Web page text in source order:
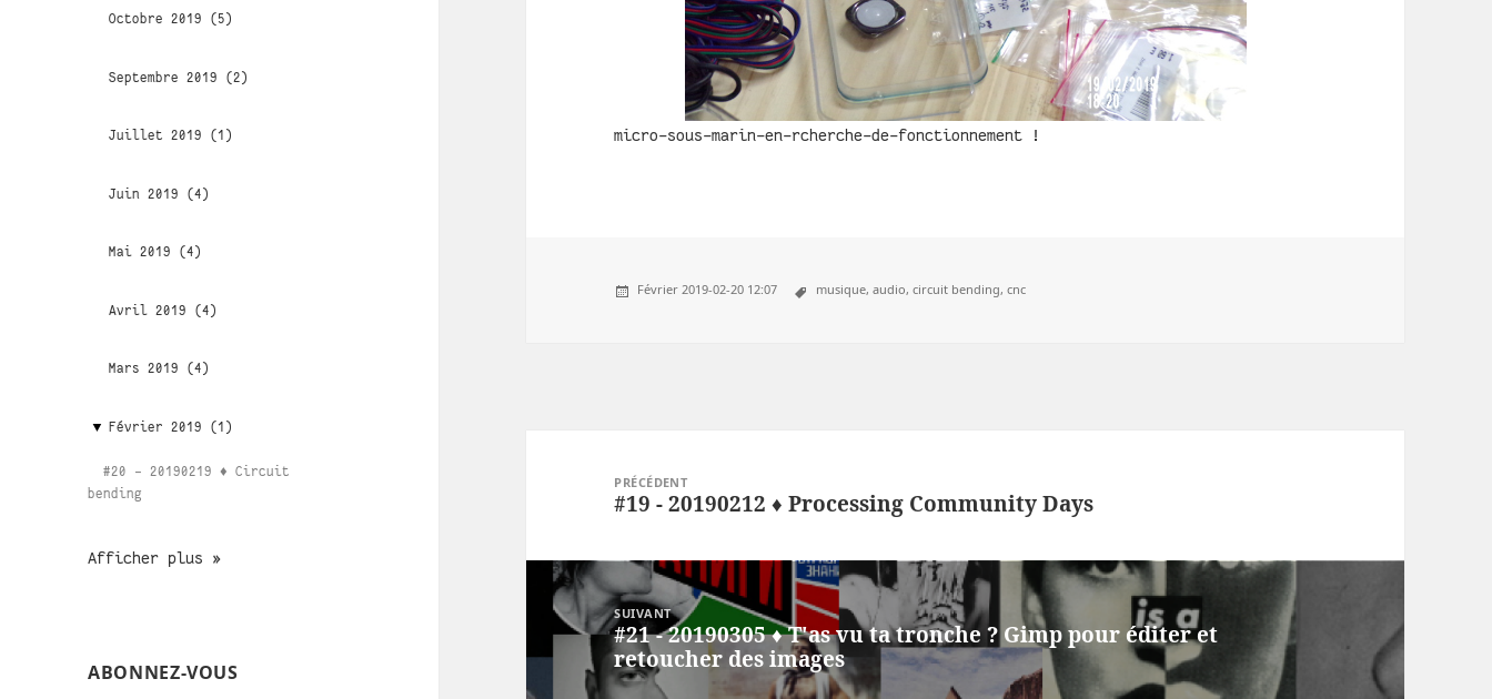
Octobre 2019 (5)
Septembre 2019 (2)
Juillet 2019 (1)
Juin 2019 (4)
Mai 2019 (4)
Avril 2019 (4)
Mars 2019 (4)
Février 2019 (1)
#20 - 20190219 ♦ Circuit
bending
Afficher plus »
ABONNEZ-VOUS
micro-sous-marin-en-rcherche-de-fonctionnement !
Février 2019-02-20 12:07 musique, audio, circuit bending, cnc
navigationPRÉCÉDENT
Précédent
#19 - 20190212 ♦ Processing Community Days
SUIVANT
Suivant
#21 - 20190305 ♦ T'as vu ta tronche ? Gimp pour éditer et
retoucher des images